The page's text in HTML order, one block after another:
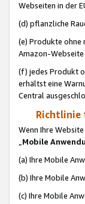
Webseiten in der
(d) pflanzliche
(e) Produkte ohne
Amazon-
(f) jedes Produkt
erhältst eine
Central
Richtlinie
Wenn Ihre
„Mobile
(a) Ihre Mobile
(b) Ihre Mobile
(c) Ihre Mobile